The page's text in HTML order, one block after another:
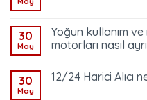
30
May
Yoğun kullanım ve
motorları nasıl
30
May
12/24 Harici Alıcı